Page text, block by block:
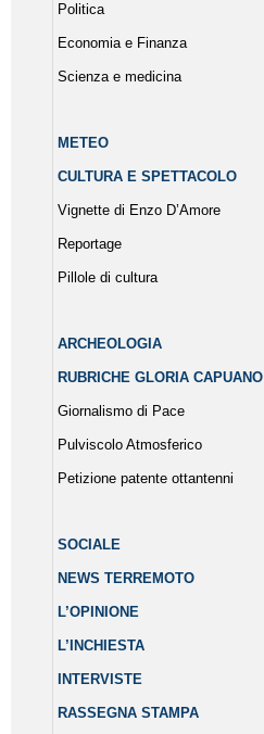
Politica
Economia e Finanza
Scienza e medicina
METEO
CULTURA E SPETTACOLO
Vignette di Enzo D’Amore
Reportage
Pillole di cultura
ARCHEOLOGIA
RUBRICHE GLORIA CAPUANO
Giornalismo di Pace
Pulviscolo Atmosferico
Petizione patente ottantenni
SOCIALE
NEWS TERREMOTO
L’OPINIONE
L’INCHIESTA
INTERVISTE
RASSEGNA STAMPA